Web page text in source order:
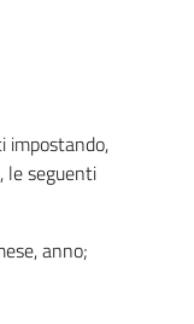
impostando,
le seguenti
anno;